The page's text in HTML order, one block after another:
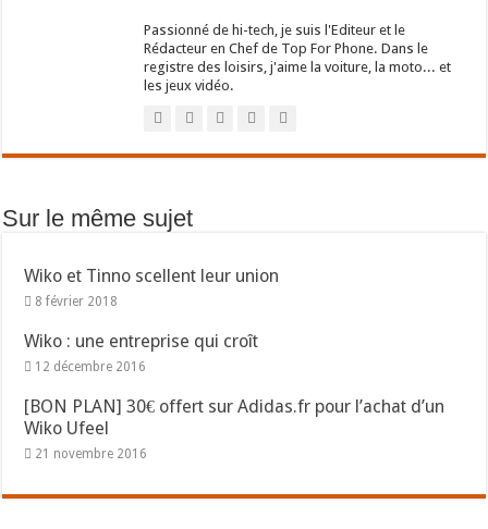
Passionné de hi-tech, je suis l'Editeur et le
Rédacteur en Chef de Top For Phone. Dans le
registre des loisirs, j'aime la voiture, la moto... et
les jeux vidéo.
Sur le même sujet
Wiko et Tinno scellent leur union
8 février 2018
Wiko : une entreprise qui croît
12 décembre 2016
[BON PLAN] 30€ offert sur Adidas.fr pour l’achat d’un
Wiko Ufeel
21 novembre 2016